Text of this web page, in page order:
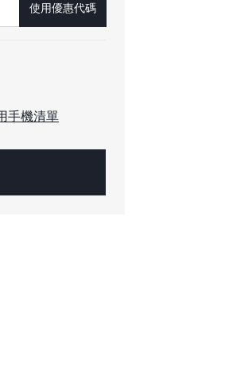
使用優惠代碼
手機清單